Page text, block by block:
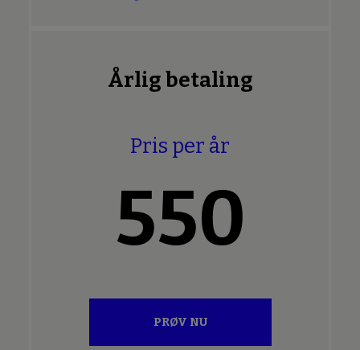
Årlig betaling
Pris per år
550
PRØV NU